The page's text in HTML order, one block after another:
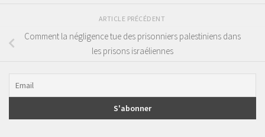
ARTICLE PRÉCÉDENT
Comment la négligence tue des prisonniers palestiniens dans
les prisons israéliennes